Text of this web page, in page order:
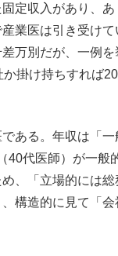
定収入があり、
業医は引き受け
万別だが、一例
掛け持ちすれば20
ある。年収は「一
40代医師）が一般
、「立場的には
構造的に見て「